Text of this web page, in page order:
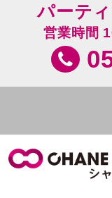
パーテ
営業時間